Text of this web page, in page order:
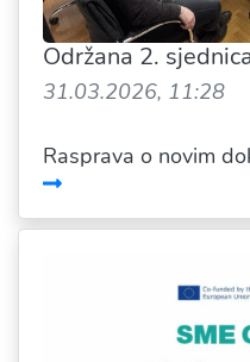
Održana 2.
31.03.2026, 11:28
Rasprava o novim